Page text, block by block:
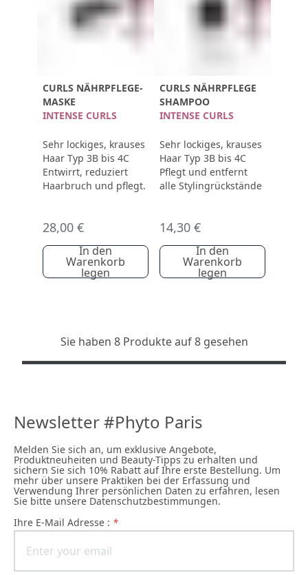
CURLS NÄHRPFLEGE-
MASKE
INTENSE CURLS
Sehr lockiges, krauses
Haar Typ 3B bis 4C
Entwirrt, reduziert
Haarbruch und pflegt.
28,00 €
In den
Warenkorb
legen
CURLS NÄHRPFLEGE
SHAMPOO
INTENSE CURLS
Sehr lockiges, krauses
Haar Typ 3B bis 4C
Pflegt und entfernt
alle Stylingrückstände
14,30 €
In den
Warenkorb
legen
Sie haben 8 Produkte auf 8 gesehen
Newsletter #Phyto Paris
Melden Sie sich an, um exklusive Angebote,
Produktneuheiten und Beauty-Tipps zu erhalten und
sichern Sie sich 10% Rabatt auf Ihre erste Bestellung. Um
mehr über unsere Praktiken bei der Erfassung und
Verwendung Ihrer persönlichen Daten zu erfahren, lesen
Sie bitte unsere Datenschutzbestimmungen.
Ihre E-Mail Adresse : *